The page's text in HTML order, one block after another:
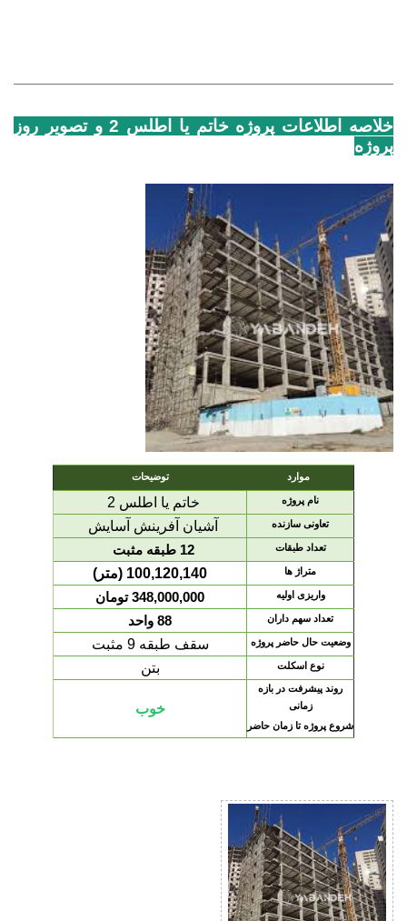
خلاصه اطلاعات پروژه خاتم یا اطلس 2 و تصویر روز
پروژه
موارد توضیحات
نام پروژه خاتم یا اطلس 2
تعاونی سازنده آشیان آفرینش آسایش
تعداد طبقات 12 طبقه مثبت
متراژ ها 100,120,140 (متر)
واریزی اولیه 348,000,000 تومان
تعداد سهم داران 88 واحد
وضعیت حال حاضر پروژه سقف طبقه 9 مثبت
نوع اسکلت بتن
روند پیشرفت در بازه
زمانی
شروع پروژه تا زمان حاضر
خوب